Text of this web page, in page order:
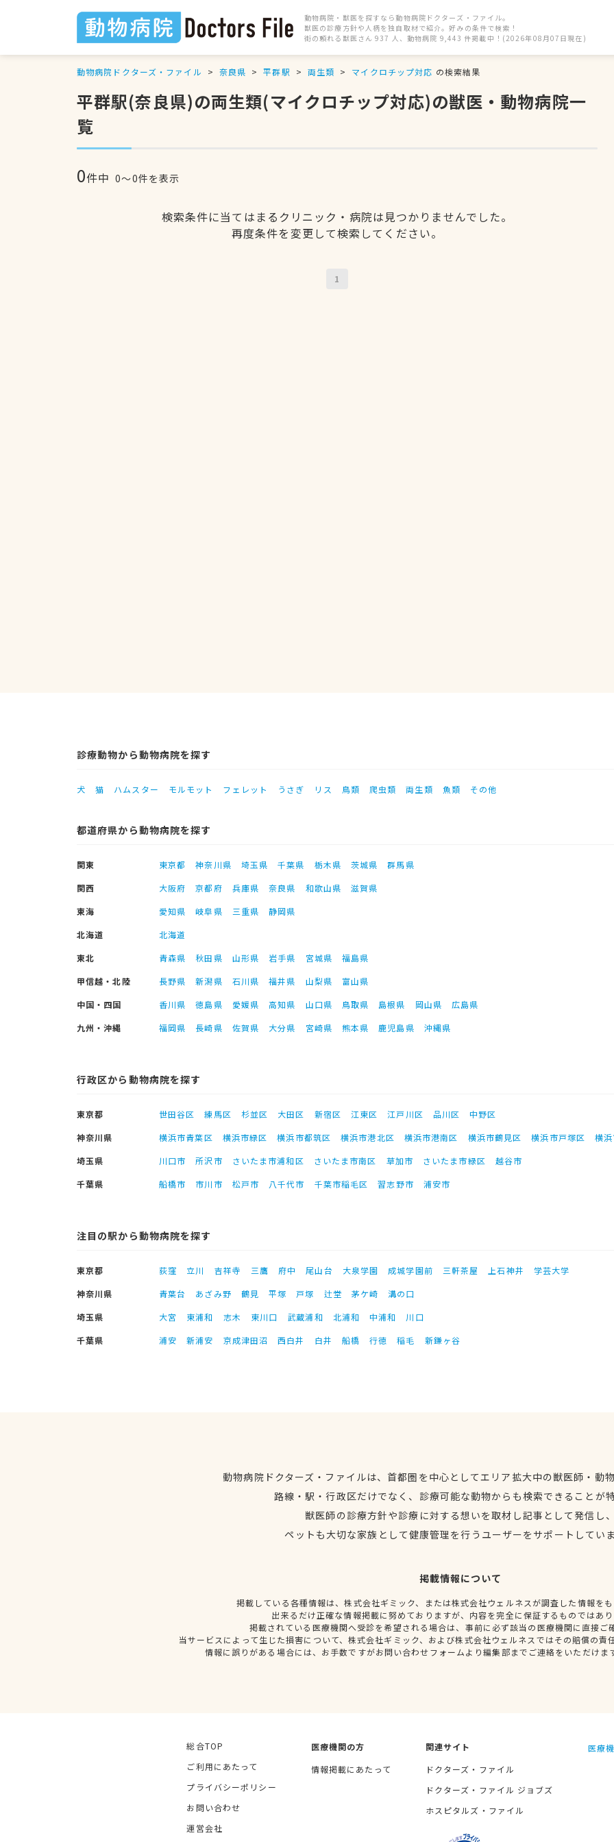
動物病院・獣医を探すなら動物病院ドクターズ・ファイル。
獣医の診療方針や人柄を独自取材で紹介。好みの条件で検索！
街の頼れる獣医さん 937 人、動物病院 9,443 件掲載中！(2026年08月07日現在)
動物病院ドクターズ・ファイル 奈良県 平群駅 両生類 マイクロチップ対応 の検索結果
平群駅(奈良県)の両生類(マイクロチップ対応)の獣医・動物病院一
覧
0件中 0〜0件を表示
検索条件に当てはまるクリニック・病院は見つかりませんでした。
再度条件を変更して検索してください。
1
診療動物から動物病院を探す
犬 猫 ハムスター モルモット フェレット うさぎ リス 鳥類 爬虫類 両生類 魚類 その他
都道府県から動物病院を探す
関東 東京都 神奈川県 埼玉県 千葉県 栃木県 茨城県
群馬県
関西
大阪府 京都府 兵庫県 奈良県 和歌山県
滋賀県
東海
愛知県 岐阜県 三重県
静岡県
北海道
北海道
東北
青森県 秋田県 山形県 岩手県 宮城県
福島県
甲信越・北陸
長野県 新潟県 石川県 福井県 山梨県
富山県
中国・四国
香川県 徳島県 愛媛県 高知県 山口県 鳥取県 島根県 岡山県
広島県
九州・沖縄
福岡県 長崎県 佐賀県 大分県 宮崎県 熊本県 鹿児島県 沖縄県
行政区から動物病院を探す
東京都 世田谷区 練馬区 杉並区 大田区 新宿区 江東区 江戸川区 品川区
中野区
神奈川県
横浜市青葉区 横浜市緑区 横浜市都筑区 横浜市港北区 横浜市港南区 横浜市鶴見区 横浜市戸塚区
横
埼玉県
川口市 所沢市 さいたま市浦和区 さいたま市南区 草加市 さいたま市緑区
越谷市
千葉県
船橋市 市川市 松戸市 八千代市 千葉市稲毛区 習志野市 浦安市
注目の駅から動物病院を探す
東京都 荻窪 立川 吉祥寺 三鷹 府中 尾山台 大泉学園 成城学園前 三軒茶屋 上石神井
学芸大学
神奈川県
青葉台 あざみ野 鶴見 平塚 戸塚 辻堂 茅ケ崎
溝の口
埼玉県
大宮 東浦和 志木 東川口 武蔵浦和 北浦和 中浦和
川口
千葉県
浦安 新浦安 京成津田沼 西白井 白井 船橋 行徳 稲毛 新鎌ヶ谷
動物病院ドクターズ・ファイルは、首都圏を中心としてエリア拡大中の獣医師・動
路線・駅・行政区だけでなく、診療可能な動物からも検索できることが
獣医師の診療方針や診療に対する想いを取材し記事として発信し
ペットも大切な家族として健康管理を行うユーザーをサポートしてい
掲載情報について
掲載している各種情報は、株式会社ギミック、または株式会社ウェルネスが調査した情報を
出来るだけ正確な情報掲載に努めておりますが、内容を完全に保証するものではあ
掲載されている医療機関へ受診を希望される場合は、事前に必ず該当の医療機関に直接ご
当サービスによって生じた損害について、株式会社ギミック、および株式会社ウェルネスではその賠償の責
情報に誤りがある場合には、お手数ですがお問い合わせフォームより編集部までご連絡をいただけま
総合TOP
ご利用にあたって
プライバシーポリシー
お問い合わせ
運営会社
医療機関の方
情報掲載にあたって
関連サイト
ドクターズ・ファイル
ドクターズ・ファイル ジョブズ
ホスピタルズ・ファイル
医療